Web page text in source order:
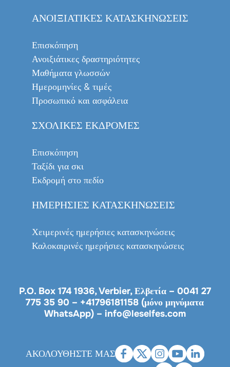
ΑΝΟΙΞΙΆΤΙΚΕΣ ΚΑΤΑΣΚΗΝΏΣΕΙΣ
Επισκόπηση
Ανοιξιάτικες δραστηριότητες
Μαθήματα γλωσσών
Ημερομηνίες & τιμές
Προσωπικό και ασφάλεια
ΣΧΟΛΙΚΈΣ ΕΚΔΡΟΜΈΣ
Επισκόπηση
Ταξίδι για σκι
Εκδρομή στο πεδίο
ΗΜΕΡΉΣΙΕΣ ΚΑΤΑΣΚΗΝΏΣΕΙΣ
Χειμερινές ημερήσιες κατασκηνώσεις
Καλοκαιρινές ημερήσιες κατασκηνώσεις
P.O. Box 174 1936, Verbier, Ελβετία – 0041 27
775 35 90 – +41796181158 (μόνο μηνύματα
WhatsApp)– info@leselfes.com
ΑΚΟΛΟΥΘΗΣΤΕ ΜΑΣ